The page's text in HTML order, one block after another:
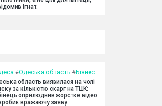
Ігнат.
#Одеська область #Бізнес
область виявилася на чолі
за кількістю скарг на ТЦК:
оприлюднив жорстке відео
вражаючу заяву.